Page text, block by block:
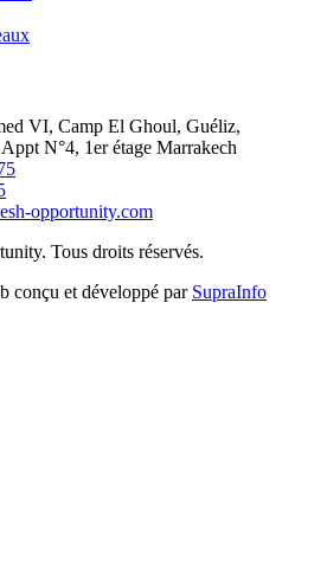
VI, Camp El Ghoul, Guéliz,
N°4, 1er étage Marrakech
opportunity.com
Tous droits réservés.
conçu et développé par SupraInfo